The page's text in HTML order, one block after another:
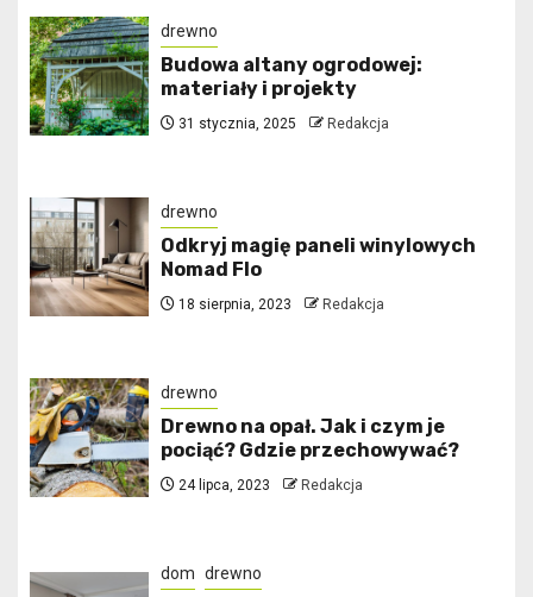
drewno
Budowa altany ogrodowej:
materiały i projekty
31 stycznia, 2025 Redakcja
drewno
Odkryj magię paneli winylowych
Nomad Flo
18 sierpnia, 2023 Redakcja
drewno
Drewno na opał. Jak i czym je
pociąć? Gdzie przechowywać?
24 lipca, 2023 Redakcja
dom drewno